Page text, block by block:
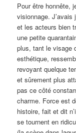
Pour être honnête,
visionnage.
et les acteurs bien
une petite
plus, tant le visage
esthétique,
revoyant quelque
et sûrement plus
pas ce côté
charme. Force est
histoire, fait et dit
se tournent en